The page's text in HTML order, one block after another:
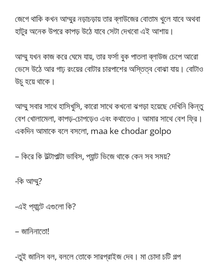
জেগে থাকি কখন আম্মুর নড়াচড়ায় তার ব্লাউজের বোতাম খুলে যাবে অথবা
হাটুর অনেক উপরে কাপড় উঠে যাবে সেটা দেখবো এই আশায়।
আম্মু যখন কাজ করে ঘেমে যায়, তার ফর্সা বুক পাতলা ব্লাউজ চেপে আরো
ভেসে উঠে আর গাঢ় রংয়ের বোটার চারপাশের অস্তিত্ব বোঝা যায়। বোটাও
উচু হয়ে থাকে।
আম্মু সবার সাথে হাসিখুসি, কারো সাথে কখনো ঝগড়া হয়েছে দেখিনি কিন্তু
বেশ খোলামেলা, কাপড়-চোপড়েও এবং কথাতেও। আমার সাথে বেশ ফ্রি।
একদিন আমাকে বলে বসলো, maa ke chodar golpo
– কিরে কি উল্টাপাল্টা ভাবিস, প্যান্ট ভিজে থাকে কেন সব সময়?
-কি আম্মু?
-এই প্যান্টে এগুলো কি?
– জানিনাতো!
-তুই জানিস বল, বললে তোকে সারপ্রাইজ দেব। মা চোদা চটি গল্প